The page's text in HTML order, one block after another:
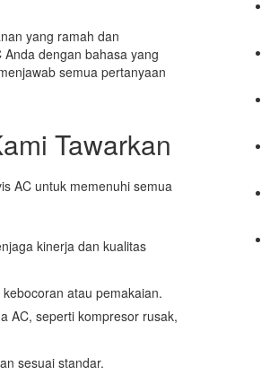
yang ramah dan
dengan bahasa yang
semua pertanyaan
Tawarkan
AC untuk memenuhi semua
kinerja dan kualitas
atau pemakaian.
AC, seperti kompresor rusak,
sesuai standar.